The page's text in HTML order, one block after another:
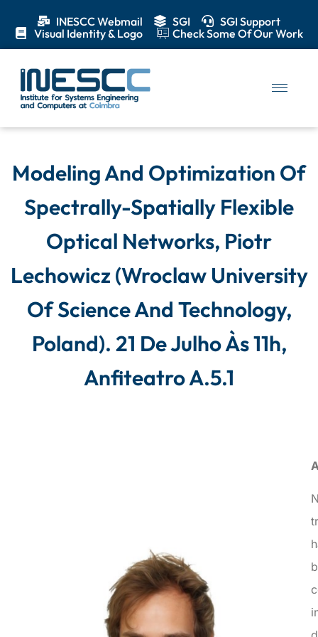
INESCC Webmail SGI
SGI Support
Visual Identity & Logo
Check Some Of Our Work
Modeling And Optimization Of
Spectrally-Spatially Flexible
Optical Networks, Piotr
Lechowicz (Wroclaw University
Of Science And Technology,
Poland). 21 De Julho Às 11h,
Anfiteatro A.5.1